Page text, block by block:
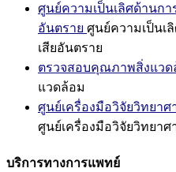
ศูนย์ความเป็นเลิศด้านกา
อันตราย ศูนย์ความเป็นเ
เสียอันตราย
ตรวจสอบคุณภาพสิ่งแวด
แวดล้อม
ศูนย์เครื่องมือวิจัยวิทยาศ
ศูนย์เครื่องมือวิจัยวิทยาศ
บริการทางการแพทย์